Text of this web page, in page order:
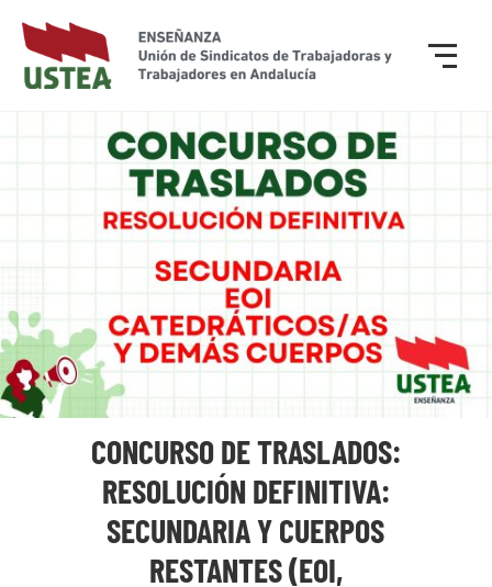
CONCURSO DE TRASLADOS:
RESOLUCIÓN DEFINITIVA:
SECUNDARIA Y CUERPOS
RESTANTES (EOI,